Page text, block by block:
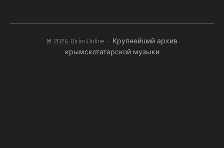
© 2026 Qirim.Online — Крупнейший архив
крымскотатарской музыки